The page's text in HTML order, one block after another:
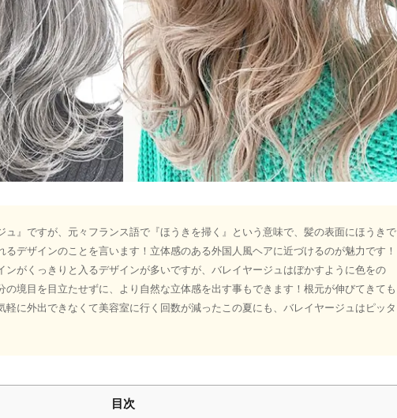
ュ』ですが、元々フランス語で『ほうきを掃く』という意味で、髪の表面にほうきで
デザインのことを言います！立体感のある外国人風ヘアに近づけるのが魅力です！
ンがくっきりと入るデザインが多いですが、バレイヤージュはぼかすように色をの
の境目を目立たせずに、より自然な立体感を出す事もできます！根元が伸びてきても
軽に外出できなくて美容室に行く回数が減ったこの夏にも、バレイヤージュはピッタ
目次